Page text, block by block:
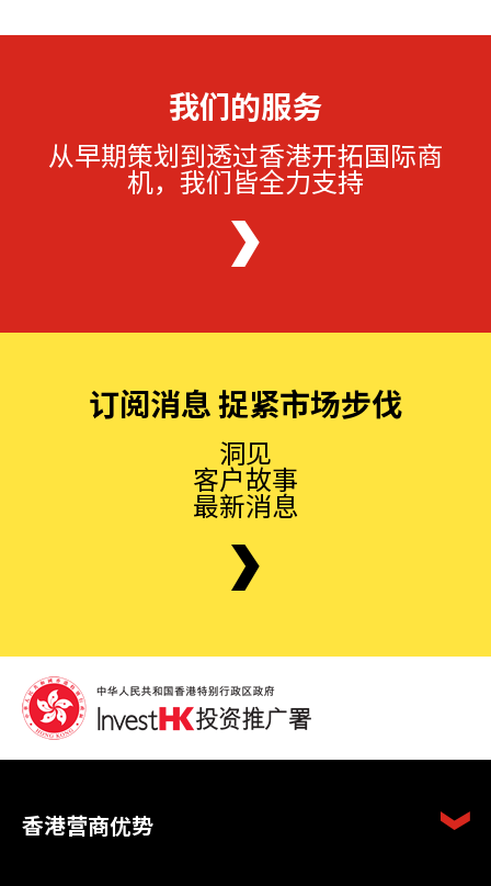
我们的服务
从早期策划到透过香港开拓国际商
机，我们皆全力支持
订阅消息 捉紧市场步伐
洞见
客户故事
最新消息
香港营商优势